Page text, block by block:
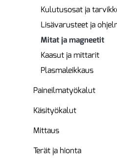
Kulutusosat ja
Lisävarusteet ja
Mitat ja magneetit
Kaasut ja mittarit
Plasmaleikkaus
Paineilmatyökalut
Käsityökalut
Mittaus
Terät ja hionta